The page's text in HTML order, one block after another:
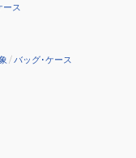
ース
/バッグ･ケース